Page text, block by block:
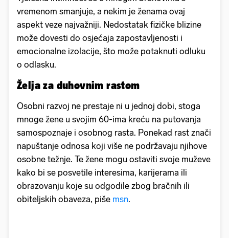
vremenom smanjuje, a nekim je ženama ovaj
aspekt veze najvažniji. Nedostatak fizičke blizine
može dovesti do osjećaja zapostavljenosti i
emocionalne izolacije, što može potaknuti odluku
o odlasku.
Želja za duhovnim rastom
Osobni razvoj ne prestaje ni u jednoj dobi, stoga
mnoge žene u svojim 60-ima kreću na putovanja
samospoznaje i osobnog rasta. Ponekad rast znači
napuštanje odnosa koji više ne podržavaju njihove
osobne težnje. Te žene mogu ostaviti svoje muževe
kako bi se posvetile interesima, karijerama ili
obrazovanju koje su odgodile zbog bračnih ili
obiteljskih obaveza, piše msn.